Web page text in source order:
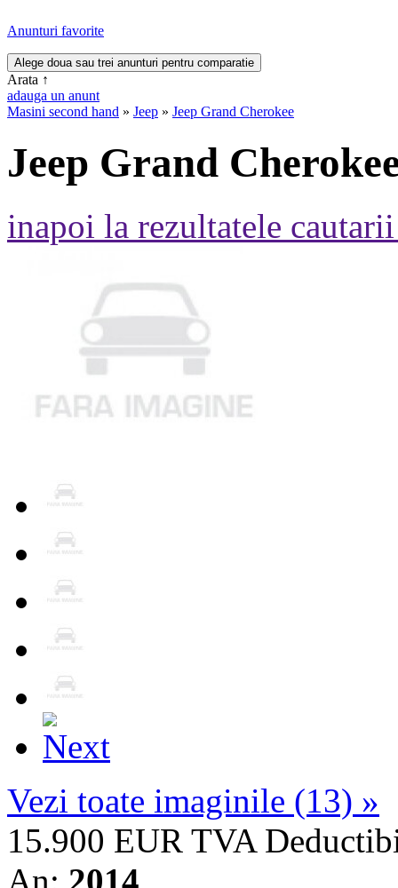
Anunturi favorite
Arata ↑
adauga un anunt
Masini second hand » Jeep » Jeep Grand Cherokee
Jeep Grand
inapoi la rezultatele
Vezi toate imaginile (13) »
15.900 EUR TVA
An: 2014